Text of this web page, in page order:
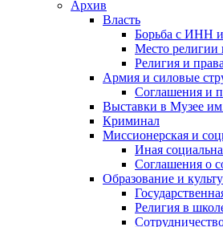
Архив
Власть
Борьба с ИНН
Место религии
Религия и
Армия и силовые
Соглашения и
Выставки в Музее
Криминал
Миссионерская и
Иная
Соглашения о
Образование и
Религия в